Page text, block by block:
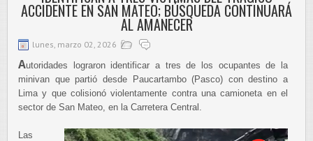
ACCIDENTE EN SAN MATEO; BÚSQUEDA CONTINUARÁ
AL AMANECER
lunes, marzo 02, 2026
Autoridades lograron identificar a tres de los ocupantes de la
minivan que partió desde Paucartambo (Pasco) con destino a
Lima y que colisionó violentamente contra una camioneta en el
sector de San Mateo, en la Carretera Central.
Las